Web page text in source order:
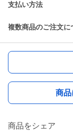
支払い方法
複数商品のご注文に
商
商品をシェア